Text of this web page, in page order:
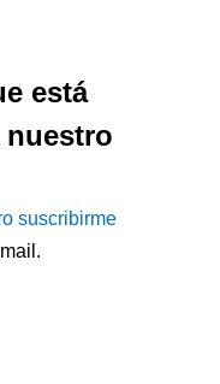
está
nuestro
suscribirme